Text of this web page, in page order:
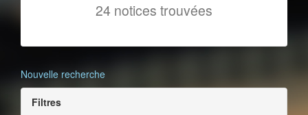
24 notices trouvées
Nouvelle recherche
Filtres